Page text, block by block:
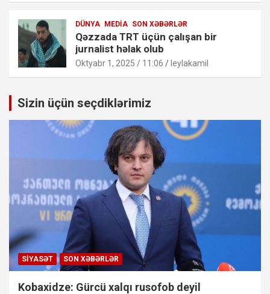
DÜNYA MEDIA SON XƏBƏRLƏR
Qəzzada TRT üçün çalışan bir
jurnalist həlak olub
Oktyabr 1, 2025 / 11:06 leylakamil
Sizin üçün seçdiklərimiz
SIYASƏT SON XƏBƏRLƏR
Kobaxidze: Gürcü xalqı rusofob deyil